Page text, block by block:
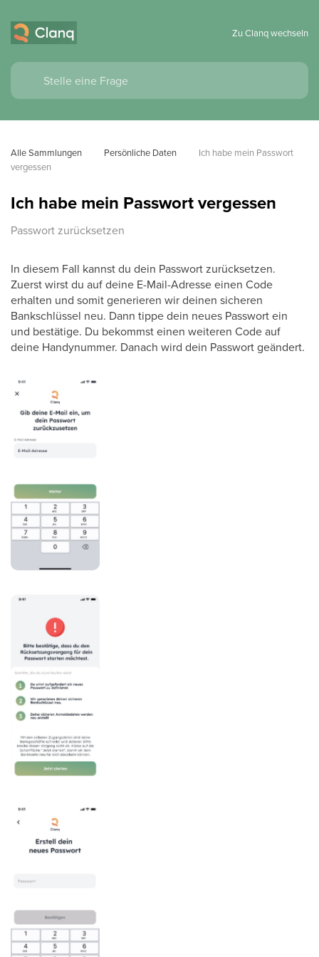
Zu Clanq wechseln
Alle Sammlungen Persönliche Daten
Ich habe mein Passwort
vergessen
Ich habe mein Passwort vergessen
Passwort zurücksetzen
In diesem Fall kannst du dein Passwort zurücksetzen.
Zuerst wirst du auf deine E-Mail-Adresse einen Code
erhalten und somit generieren wir deinen sicheren
Bankschlüssel neu. Dann tippe dein neues Passwort ein
und bestätige. Du bekommst einen weiteren Code auf
deine Handynummer. Danach wird dein Passwort geändert.